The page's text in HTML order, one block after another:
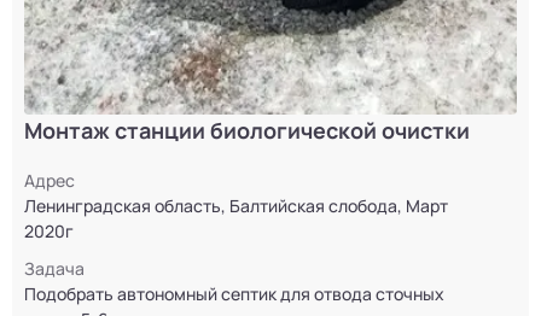
Монтаж станции биологической очистки
Адрес
Ленинградская область, Балтийская слобода, Март
2020г
Задача
Подобрать автономный септик для отвода сточных